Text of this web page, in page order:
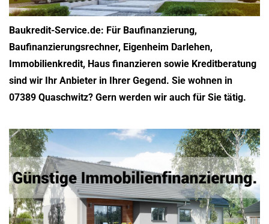
Baukredit-Service.de: Für Baufinanzierung,
Baufinanzierungsrechner, Eigenheim Darlehen,
Immobilienkredit, Haus finanzieren sowie Kreditberatung
sind wir Ihr Anbieter in Ihrer Gegend. Sie wohnen in
07389 Quaschwitz? Gern werden wir auch für Sie tätig.